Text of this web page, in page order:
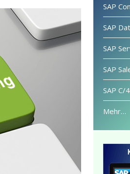
SAP
SAP
SAP
SAP
SAP C/
Mehr…